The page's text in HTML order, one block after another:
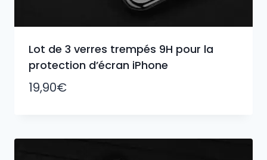
Lot de 3 verres trempés 9H pour la
protection d’écran iPhone
19,90€